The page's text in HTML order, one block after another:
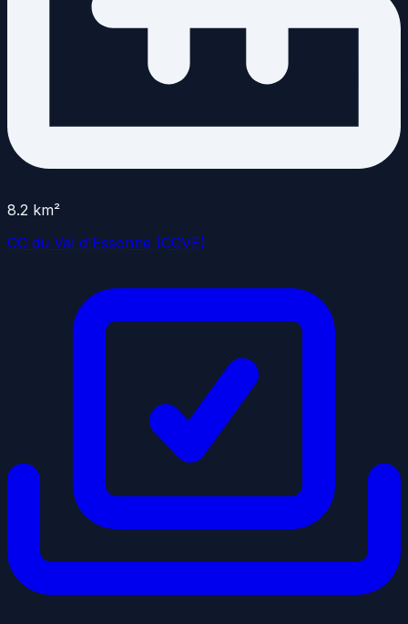
8.2 km²
CC du Val d'Essonne (CCVE)